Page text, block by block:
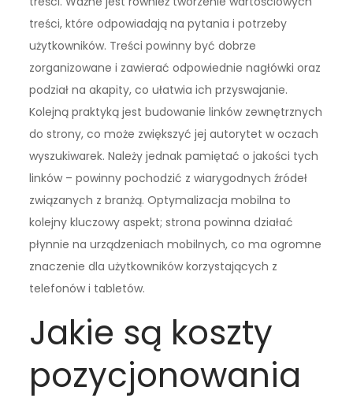
treści, które odpowiadają na pytania i potrzeby
użytkowników. Treści powinny być dobrze
zorganizowane i zawierać odpowiednie nagłówki oraz
podział na akapity, co ułatwia ich przyswajanie.
Kolejną praktyką jest budowanie linków zewnętrznych
do strony, co może zwiększyć jej autorytet w oczach
wyszukiwarek. Należy jednak pamiętać o jakości tych
linków – powinny pochodzić z wiarygodnych źródeł
związanych z branżą. Optymalizacja mobilna to
kolejny kluczowy aspekt; strona powinna działać
płynnie na urządzeniach mobilnych, co ma ogromne
znaczenie dla użytkowników korzystających z
telefonów i tabletów.
Jakie są koszty
pozycjonowania